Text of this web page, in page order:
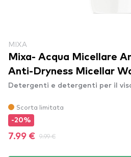
MIXA
Mixa- Acqua Micellare
Anti-Dryness Micellar
Detergenti e detergenti per il
Scorta limitata
-20%
7.99 € 9.99 €